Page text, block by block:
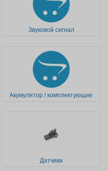
Звуковой сигнал
Акумулятор / комплектующие
Датчики